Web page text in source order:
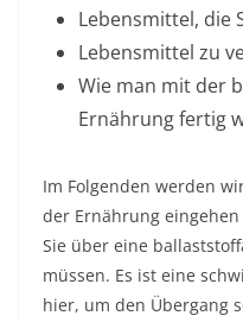
Lebensmittel, die
Lebensmittel zu
Wie man mit der
Ernährung fertig
Im Folgenden werden
der Ernährung
Sie über eine
müssen. Es ist eine
hier, um den Übergang